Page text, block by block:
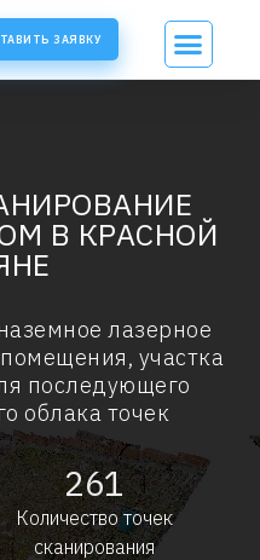
ЗАЯВКУ
В КРАСНОЙ
лазерное
участка
последующего
облака точек
261
Количество точек
сканирования